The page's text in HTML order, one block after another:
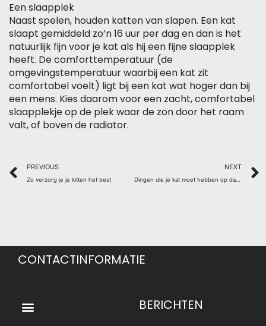
Een slaapplek
Naast spelen, houden katten van slapen. Een kat
slaapt gemiddeld zo’n 16 uur per dag en dan is het
natuurlijk fijn voor je kat als hij een fijne slaapplek
heeft. De comforttemperatuur (de
omgevingstemperatuur waarbij een kat zit
comfortabel voelt) ligt bij een kat wat hoger dan bij
een mens. Kies daarom voor een zacht, comfortabel
slaapplekje op de plek waar de zon door het raam
valt, of boven de radiator.
Prev
PREVIOUS
Zo verzorg je je kitten het best
NEXT
CONTACTINFORMATIE
BERICHTEN